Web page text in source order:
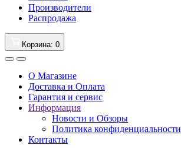
Производители
Распродажа
Корзина: 0
О Магазине
Доставка и Оплата
Гарантия и сервис
Информация
Новости и Обзоры
Политика конфиденциальности
Контакты